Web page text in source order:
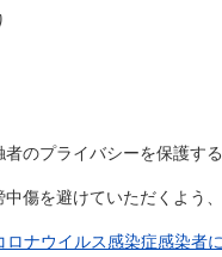
プライバシーを保護する
傷を避けていただくよう
ロナウイルス感染症感染者